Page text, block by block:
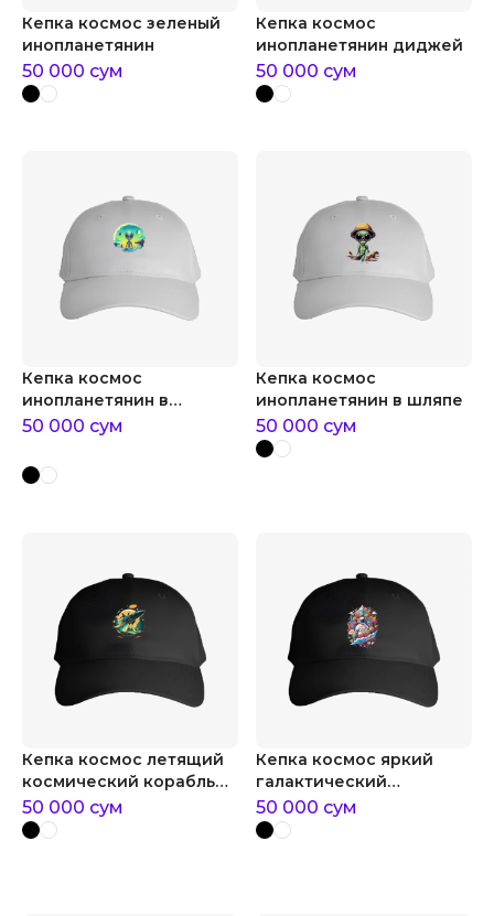
Кепка космос зеленый
инопланетянин
50 000 сум
Кепка космос
инопланетянин диджей
50 000 сум
Кепка космос
инопланетянин в
космосе
50 000 сум
Кепка космос
инопланетянин в шляпе
50 000 сум
Кепка космос летящий
космический корабль
на фоне планет
50 000 сум
Кепка космос яркий
галактический
астронавт
50 000 сум